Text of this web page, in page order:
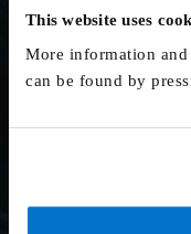
This website uses
More information
can be found by